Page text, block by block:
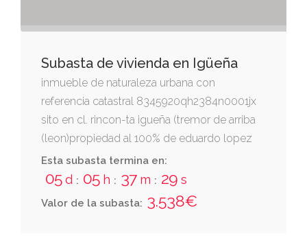
Subasta de vivienda en Igüeña
inmueble de naturaleza urbana con
referencia catastral 8345920qh2384n0001jx
sito en cl. rincon-ta igueña (tremor de arriba
(leon)propiedad al 100% de eduardo lopez
dominguez con dni 10199325k
Esta subasta termina en:
05d : 05 h : 37 m : 28 s
Valor de la subasta: 3.538€